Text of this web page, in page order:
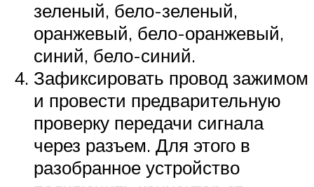
зеленый, бело-зеленый,
оранжевый, бело-оранжевый,
синий, бело-синий.
Зафиксировать провод зажимом
и провести предварительную
проверку передачи сигнала
через разъем. Для этого в
разобранное устройство